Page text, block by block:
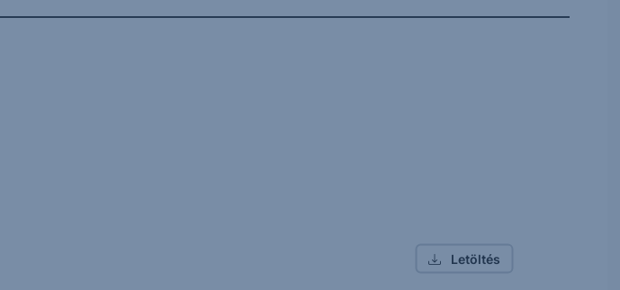
Letöltés